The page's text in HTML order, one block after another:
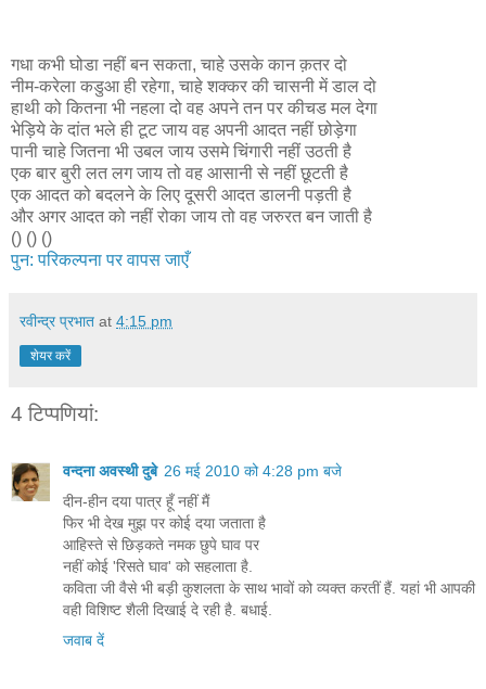
गधा कभी घोडा नहीं बन सकता, चाहे उसके कान क़तर दो
नीम-करेला कडुआ ही रहेगा, चाहे शक्कर की चासनी में डाल दो
हाथी को कितना भी नहला दो वह अपने तन पर कीचड मल देगा
भेड़िये के दांत भले ही टूट जाय वह अपनी आदत नहीं छोड़ेगा
पानी चाहे जितना भी उबल जाय उसमे चिंगारी नहीं उठती है
एक बार बुरी लत लग जाय तो वह आसानी से नहीं छूटती है
एक आदत को बदलने के लिए दूसरी आदत डालनी पड़ती है
और अगर आदत को नहीं रोका जाय तो वह जरुरत बन जाती है
() () ()
पुन: परिकल्पना पर वापस जाएँ
रवीन्द्र प्रभात at 4:15 pm
शेयर करें
4 टिप्‍पणियां:
वन्दना अवस्थी दुबे 26 मई 2010 को 4:28 pm बजे
दीन-हीन दया पात्र हूँ नहीं मैं
फिर भी देख मुझ पर कोई दया जताता है
आहिस्ते से छिड़कते नमक छुपे घाव पर
नहीं कोई 'रिसते घाव' को सहलाता है.
कविता जी वैसे भी बड़ी कुशलता के साथ भावों को व्यक्त करतीं हैं. यहां भी आपकी
वही विशिष्ट शैली दिखाई दे रही है. बधाई.
जवाब दें